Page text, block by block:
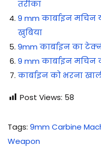
तरीका
9 mm कार्बाइन
खुबिया
9mm कार्बाइन का
9 mm कार्बाइन
कार्बाइन को भरना
Post Views: 58
Tags: 9mm Carbine
Weapon